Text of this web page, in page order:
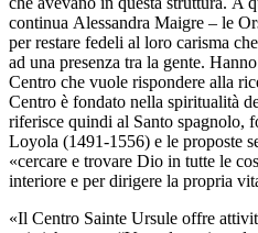
continua Alessandra Maigre – le
per restare fedeli al loro carisma
ad una presenza tra la gente.
Centro che vuole rispondere alla
Centro è fondato nella spiritualità
riferisce quindi al Santo spagnolo,
Loyola (1491-1556) e le proposte
«cercare e trovare Dio in tutte le
interiore e per dirigere la propria
«Il Centro Sainte Ursule offre